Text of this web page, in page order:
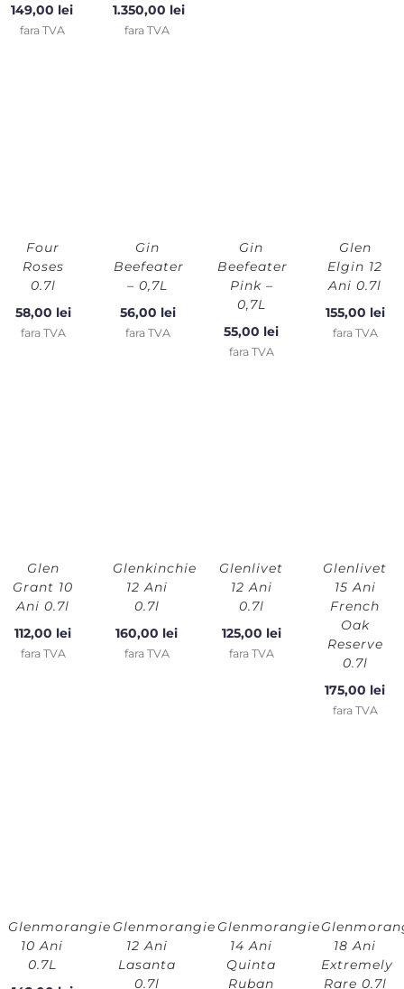
149,00 lei
fara TVA
1.350,00 lei
fara TVA
Four
Roses
0.7l
58,00 lei
fara TVA
Gin
Beefeater
– 0,7L
56,00 lei
fara TVA
Gin
Beefeater
Pink –
0,7L
55,00 lei
fara TVA
Glen
Elgin 12
Ani 0.7l
155,00 lei
fara TVA
Glen
Grant 10
Ani 0.7l
112,00 lei
fara TVA
Glenkinchie
12 Ani
0.7l
160,00 lei
fara TVA
Glenlivet
12 Ani
0.7l
125,00 lei
fara TVA
Glenlivet
15 Ani
French
Oak
Reserve
0.7l
175,00 lei
fara TVA
Glenmorangie
10 Ani
0.7L
Glenmorangie
12 Ani
Lasanta
0.7l
Glenmorangie
14 Ani
Quinta
Ruban
18 Ani
Extremely
Rare 0.7l